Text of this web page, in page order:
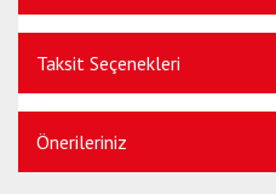
Taksit Seçenekleri
Önerileriniz